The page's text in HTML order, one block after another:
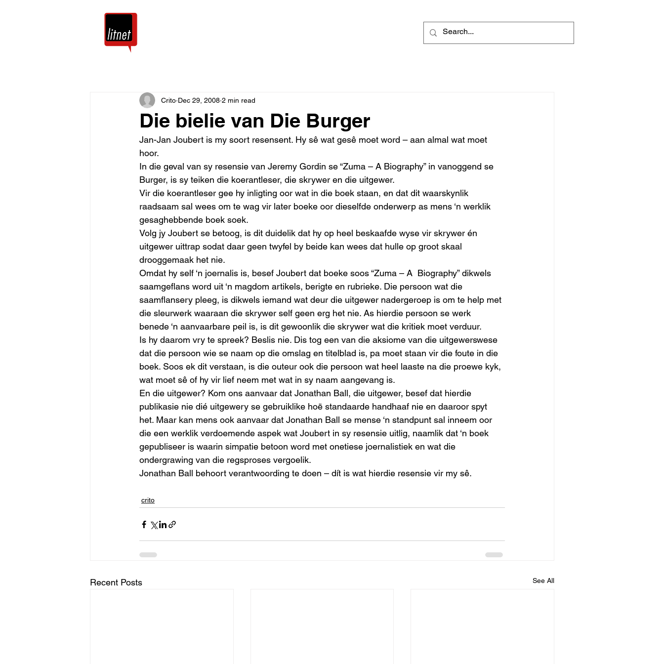
Die bielie van Die Burger
Crito Dec 29, 2008 2 min read
Jan-Jan Joubert is my soort resensent. Hy sê wat gesê moet word – aan almal wat moet
hoor.
In die geval van sy resensie van Jeremy Gordin se “Zuma – A Biography” in vanoggend se
Burger, is sy teiken die koerantleser, die skrywer en die uitgewer.
Vir die koerantleser gee hy inligting oor wat in die boek staan, en dat dit waarskynlik
raadsaam sal wees om te wag vir later boeke oor dieselfde onderwerp as mens ‘n werklik
gesaghebbende boek soek.
Volg jy Joubert se betoog, is dit duidelik dat hy op heel beskaafde wyse vir skrywer én
uitgewer uittrap sodat daar geen twyfel by beide kan wees dat hulle op groot skaal
drooggemaak het nie.
Omdat hy self ‘n joernalis is, besef Joubert dat boeke soos “Zuma – A  Biography” dikwels
saamgeflans word uit ‘n magdom artikels, berigte en rubrieke. Die persoon wat die
saamflansery pleeg, is dikwels iemand wat deur die uitgewer nadergeroep is om te help met
die sleurwerk waaraan die skrywer self geen erg het nie. As hierdie persoon se werk
benede ‘n aanvaarbare peil is, is dit gewoonlik die skrywer wat die kritiek moet verduur.
Is hy daarom vry te spreek? Beslis nie. Dis tog een van die aksiome van die uitgewerswese
dat die persoon wie se naam op die omslag en titelblad is, pa moet staan vir die foute in die
boek. Soos ek dit verstaan, is die outeur ook die persoon wat heel laaste na die proewe kyk,
wat moet sê of hy vir lief neem met wat in sy naam aangevang is.
En die uitgewer? Kom ons aanvaar dat Jonathan Ball, die uitgewer, besef dat hierdie
publikasie nie dié uitgewery se gebruiklike hoë standaarde handhaaf nie en daaroor spyt
het. Maar kan mens ook aanvaar dat Jonathan Ball se mense ‘n standpunt sal inneem oor
die een werklik verdoemende aspek wat Joubert in sy resensie uitlig, naamlik dat ‘n boek
gepubliseer is waarin simpatie betoon word met onetiese joernalistiek en wat die
ondergrawing van die regsproses vergoelik.
Jonathan Ball behoort verantwoording te doen – dít is wat hierdie resensie vir my sê.
crito
Recent Posts See All